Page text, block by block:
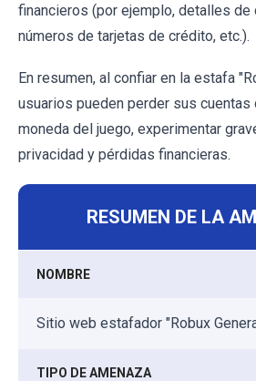
financieros (por ejemplo, detalles de
números de tarjetas de crédito, etc.).
En resumen, al confiar en la estafa
usuarios pueden perder sus
moneda del juego, experimentar
privacidad y pérdidas financieras.
RESUMEN DE LA
NOMBRE
Sitio web estafador "Robux
TIPO DE AMENAZA